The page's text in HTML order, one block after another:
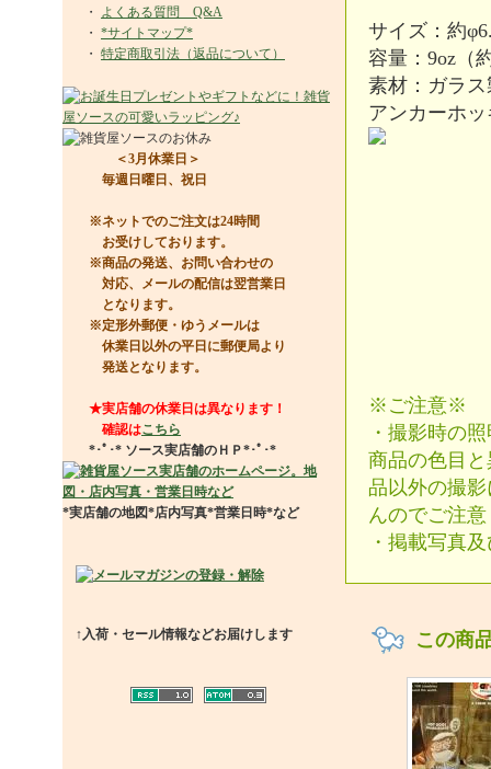
・ よくある質問 Q&A
・ *サイトマップ*
・ 特定商取引法（返品について）
＜3月休業日＞
毎週日曜日、祝日
※ネットでのご注文は24時間
お受けしております。
※商品の発送、お問い合わせの
対応、メールの配信は翌営業日
となります。
※定形外郵便・ゆうメールは
休業日以外の平日に郵便局より
発送となります。
★実店舗の休業日は異なります！
確認はこちら
*･ﾟ･* ソース実店舗のＨＰ*･ﾟ･*
*実店舗の地図*店内写真*営業日時*など
↑入荷・セール情報などお届けします
サイズ：約
容量：9oz（
素材：ガラス
アンカーホ
※ご注意※
・撮影時の
商品の色目
品以外の撮
んのでご注
・掲載写真
この商